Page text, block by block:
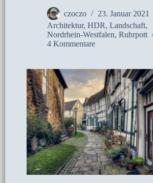
czoczo
23. Januar 2021
Architektur, HDR, Landschaft,
Nordrhein-Westfalen, Ruhrpott
4 Kommentare